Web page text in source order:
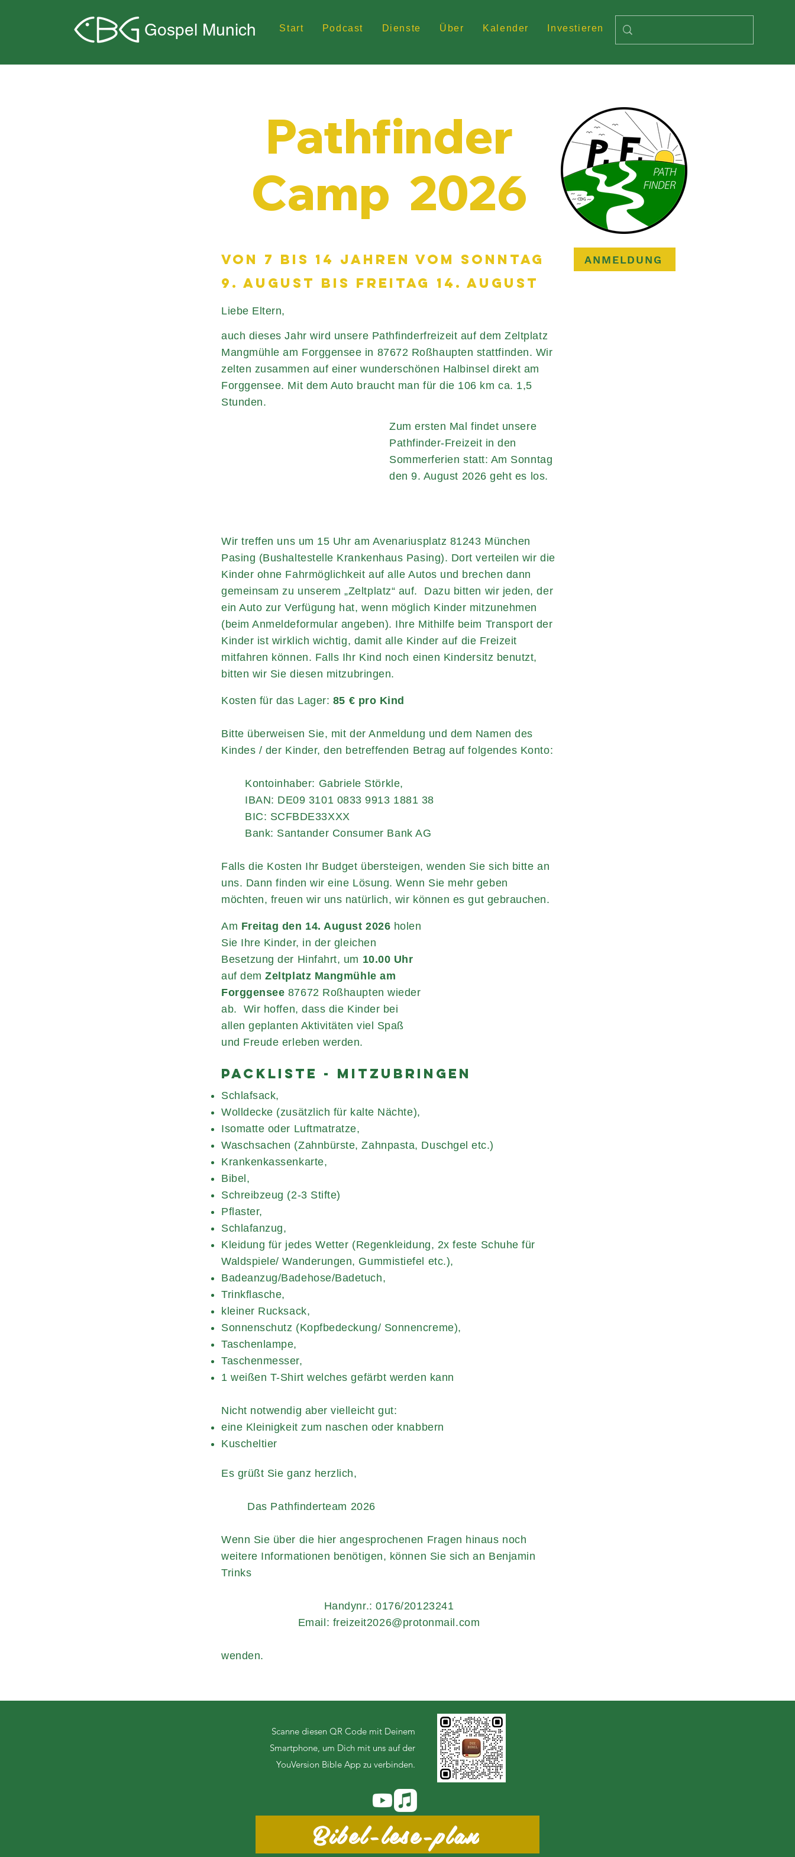
Gospel Munich Start Podcast Dienste Über Kalender Investieren
Pathfinder
Camp 2026
VON 7 BIS 14 JAHREN VOM SONNTAG
9. AUGUST BIS FREITAG 14. AUGUST
ANMELDUNG
Liebe Eltern,
auch dieses Jahr wird unsere Pathfinderfreizeit auf dem Zeltplatz
Mangmühle am Forggensee in 87672 Roßhaupten stattfinden. Wir
zelten zusammen auf einer wunderschönen Halbinsel direkt am
Forggensee. Mit dem Auto braucht man für die 106 km ca. 1,5
Stunden.
Zum ersten Mal findet unsere
Pathfinder-Freizeit in den
Sommerferien statt: Am Sonntag
den 9. August 2026 geht es los.
Wir treffen uns um 15 Uhr am Avenariusplatz 81243 München
Pasing (Bushaltestelle Krankenhaus Pasing). Dort verteilen wir die
Kinder ohne Fahrmöglichkeit auf alle Autos und brechen dann
gemeinsam zu unserem „Zeltplatz“ auf. Dazu bitten wir jeden, der
ein Auto zur Verfügung hat, wenn möglich Kinder mitzunehmen
(beim Anmeldeformular angeben). Ihre Mithilfe beim Transport der
Kinder ist wirklich wichtig, damit alle Kinder auf die Freizeit
mitfahren können. Falls Ihr Kind noch einen Kindersitz benutzt,
bitten wir Sie diesen mitzubringen.
Kosten für das Lager: 85 € pro Kind
Bitte überweisen Sie, mit der Anmeldung und dem Namen des
Kindes / der Kinder, den betreffenden Betrag auf folgendes Konto:
Kontoinhaber: Gabriele Störkle,
IBAN: DE09 3101 0833 9913 1881 38
BIC: SCFBDE33XXX
Bank: Santander Consumer Bank AG
Falls die Kosten Ihr Budget übersteigen, wenden Sie sich bitte an
uns. Dann finden wir eine Lösung. Wenn Sie mehr geben
möchten, freuen wir uns natürlich, wir können es gut gebrauchen.
Am Freitag den 14. August 2026 holen
Sie Ihre Kinder, in der gleichen
Besetzung der Hinfahrt, um 10.00 Uhr
auf demZeltplatz Mangmühle am
Forggensee 87672 Roßhaupten wieder
ab. Wir hoffen, dass die Kinder bei
allen geplanten Aktivitäten viel Spaß
und Freude erleben werden.
Packliste - mitzubringen
Schlafsack,
Wolldecke (zusätzlich für kalte Nächte),
Isomatte oder Luftmatratze,
Waschsachen (Zahnbürste, Zahnpasta, Duschgel etc.)
Krankenkassenkarte,
Bibel,
Schreibzeug (2-3 Stifte)
Pflaster,
Schlafanzug,
Kleidung für jedes Wetter (Regenkleidung, 2x feste Schuhe für
Waldspiele/ Wanderungen, Gummistiefel etc.),
Badeanzug/Badehose/Badetuch,
Trinkflasche,
kleiner Rucksack,
Sonnenschutz (Kopfbedeckung/ Sonnencreme),
Taschenlampe,
Taschenmesser,
1 weißen T-Shirt welches gefärbt werden kann
Nicht notwendig aber vielleicht gut:
eine Kleinigkeit zum naschen oder knabbern
Kuscheltier
Es grüßt Sie ganz herzlich,
Das Pathfinderteam 2026
Wenn Sie über die hier angesprochenen Fragen hinaus noch
weitere Informationen benötigen, können Sie sich an Benjamin
Trinks
Handynr.: 0176/20123241
Email: freizeit2026@protonmail.com
wenden.
Scanne diesen QR Code mit Deinem
Smartphone, um Dich mit uns auf der
YouVersion Bible App zu verbinden.
Bibel-lese-plan